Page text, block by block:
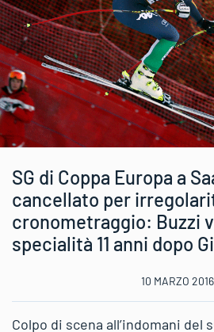
SG di Coppa Europa a
cancellato per
cronometraggio: Buzzi
specialità 11 anni dopo
10 MARZO 2016
Colpo di scena all’indomani del